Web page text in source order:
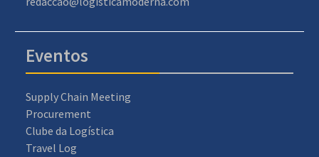
Eventos
Supply Chain Meeting
Procurement
Clube da Logística
Travel Log